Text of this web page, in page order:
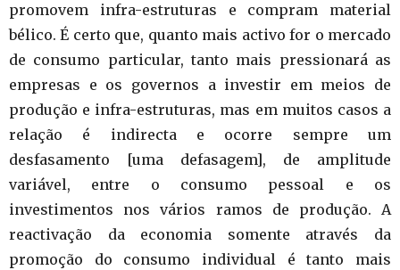
promovem infra-estruturas e compram material
bélico. É certo que, quanto mais activo for o mercado
de consumo particular, tanto mais pressionará as
empresas e os governos a investir em meios de
produção e infra-estruturas, mas em muitos casos a
relação é indirecta e ocorre sempre um
desfasamento [uma defasagem], de amplitude
variável, entre o consumo pessoal e os
investimentos nos vários ramos de produção. A
reactivação da economia somente através da
promoção do consumo individual é tanto mais